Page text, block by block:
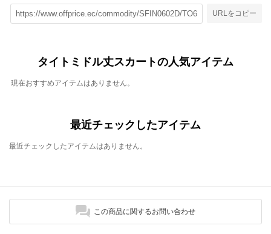
URLをコピー
タイトミドル丈スカートの人気アイテム
現在おすすめアイテムはありません。
最近チェックしたアイテム
最近チェックしたアイテムはありません。
この商品に関するお問い合わせ